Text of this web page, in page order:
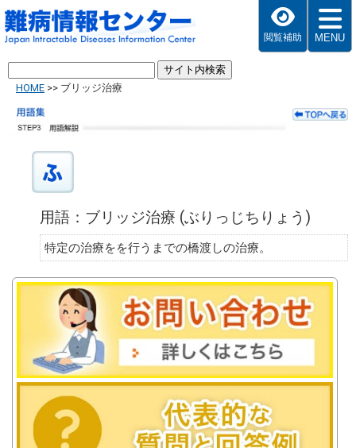
閲覧補助 MENU
HOME >> ブリッジ治療
用語：ブリッジ治療 (ぶりっじちりょう)
特定の治療をを行うまでの橋渡しの治療。